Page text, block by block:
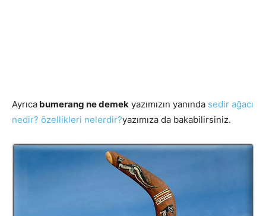
Ayrıca bumerang ne demek yazımızın yanında sedir ağacı
nedir? özellikleri nelerdir?yazımıza da bakabilirsiniz.